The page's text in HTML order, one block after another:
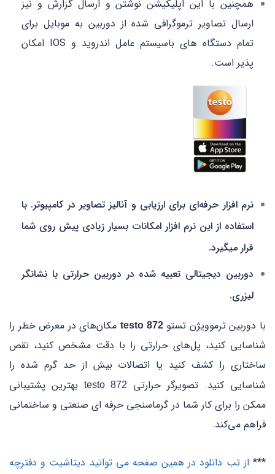
همچنین با این اپلیکیشن نوشتن و ارسال گزارش و نیز
ارسال تصاویر ترموگرافی شده از دوربین به موبایل برای
تمام دستگاه های باسیستم عامل اندروید و IOS امکان
پذیر است.
نرم افزار حرفه‌ای برای ارزیابی و آنالیز تصاویر در کامپیوتر. با
استفاده از این نرم افزار امکانات بسیار زیادی پیش روی شما
قرار میگیرد.
دوربین دیجیتالی تعبیه شده در دوربین حرارتی با نشانگر
لیزری.
با دوربین ترموویژن تستوtesto 872 مکان‌های در معرض خطر را
شناسایی کنید، پل‌های حرارتی را با دقت مشخص کنید، نقص
ساختاری را کشف کنید یا اتصالات بیش از حد گرم شده را
شناسایی کنید. تصویرگر حرارتی
testo 872
بهترین پشتیبانی
ممکن را برای کار شما در گرماسنجی حرفه ای صنعتی و ساختمانی
فراهم می‌کند.
*** از تب دانلود در همین صفحه می توانید دیتاشیت و دفترچه